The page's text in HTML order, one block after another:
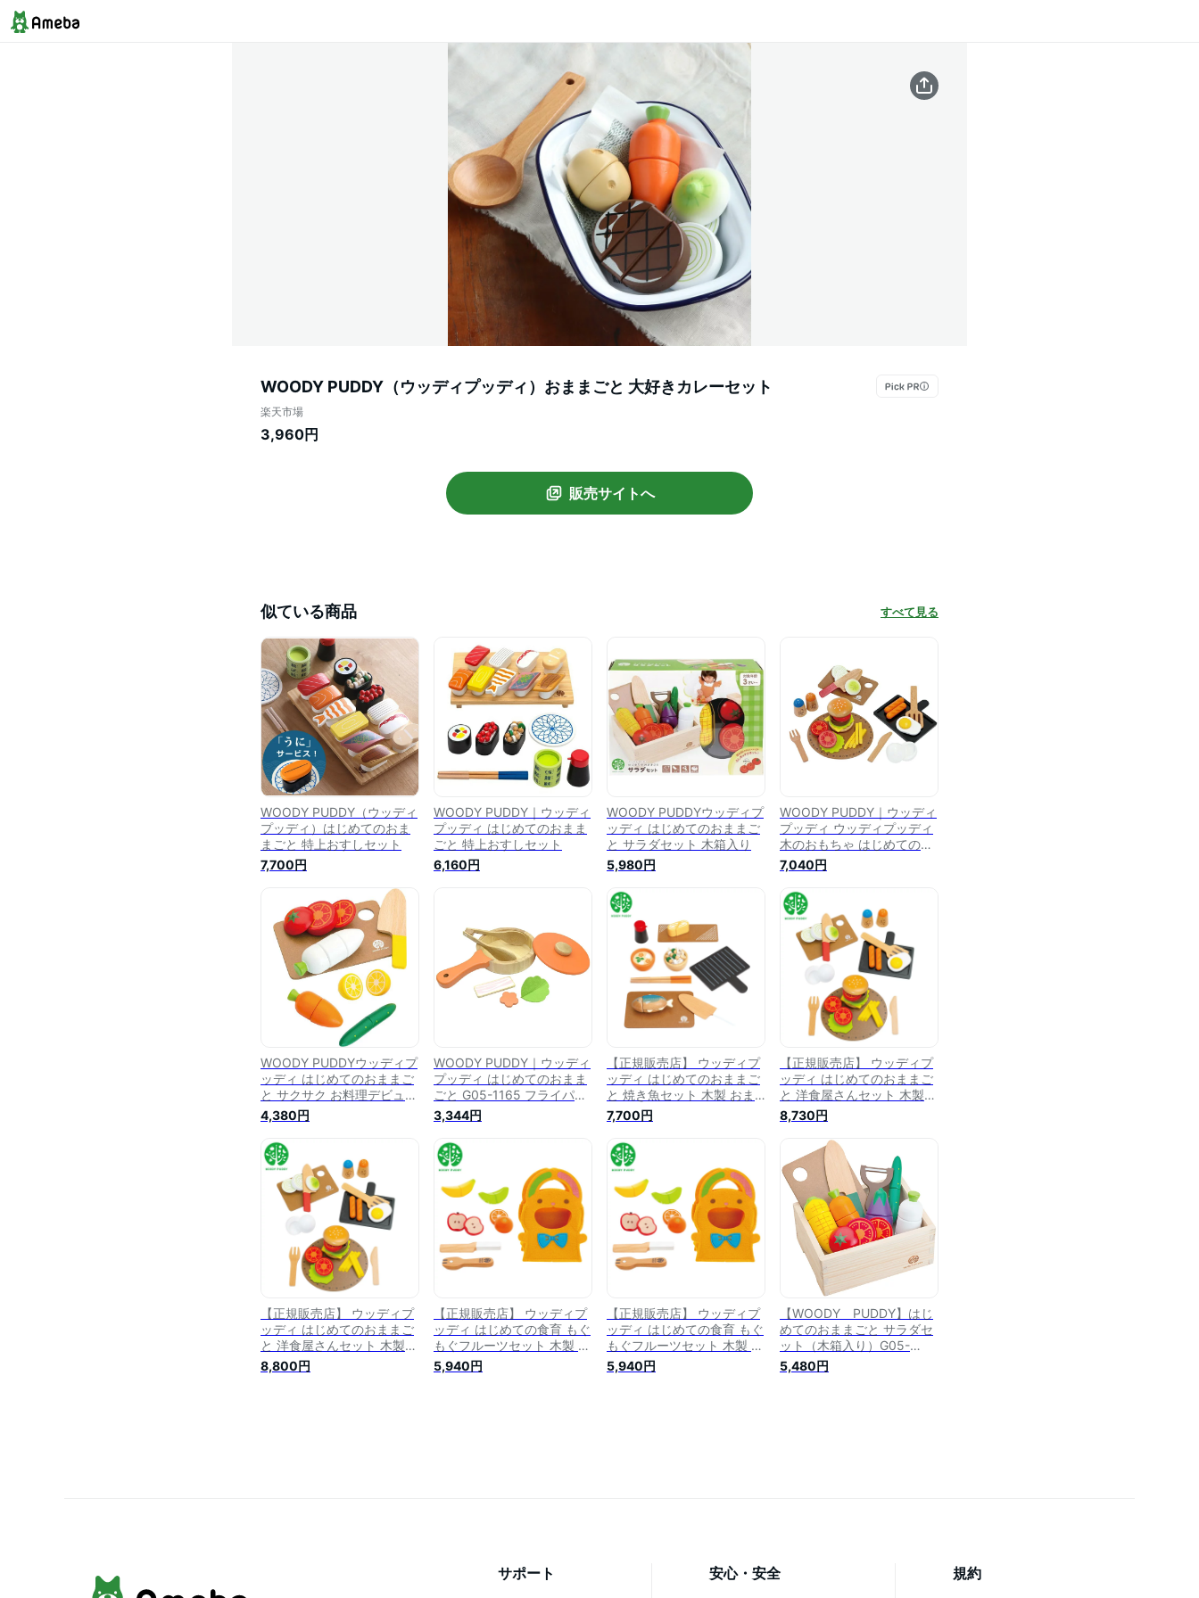
WOODY PUDDY（ウッディプッディ）おままごと 大好きカレーセット
楽天市場
3,960円
販売サイトへ
似ている商品 すべて見る
WOODY PUDDY（ウッディ
プッディ）はじめてのおま
まごと 特上おすしセット
7,700円
WOODY PUDDY｜ウッディ
プッディ はじめてのおまま
ごと 特上おすしセット
6,160円
WOODY PUDDYウッディプ
ッディ はじめてのおままご
と サラダセット 木箱入り
5,980円
WOODY PUDDY｜ウッディ
プッディ ウッディプッディ
木のおもちゃ はじめてのお
ままごと 洋食屋さんセット
7,040円
WOODY PUDDYウッディプ
ッディ はじめてのおままご
と サクサク お料理デビュー
セット
4,380円
WOODY PUDDY｜ウッディ
プッディ はじめてのおまま
ごと G05-1165 フライパン
でジュージューセット
3,344円
【正規販売店】 ウッディプ
ッディ はじめてのおままご
と 焼き魚セット 木製 おま
まごとセット 料理 調理
woody puddy【送料無料】
7,700円
【正規販売店】 ウッディプ
ッディ はじめてのおままご
と 洋食屋さんセット 木製
おままごとセット 料理 調理
woody puddy【送料無料】
8,730円
【正規販売店】 ウッディプ
ッディ はじめてのおままご
と 洋食屋さんセット 木製
おままごとセット 料理 調理
woody puddy【送料無料】
8,800円
【正規販売店】 ウッディプ
ッディ はじめての食育 もぐ
もぐフルーツセット 木製 お
ままごとセット 果物 woody
puddy【送料無料】
5,940円
【正規販売店】 ウッディプ
ッディ はじめての食育 もぐ
もぐフルーツセット 木製 お
ままごとセット 果物 woody
puddy【送料無料】
5,940円
【WOODY PUDDY】はじ
めてのおままごと サラダセ
ット（木箱入り）G05-
1211 ウッディプッディ木
のおもちゃ/ディンギー
5,480円
サポート 安心・安全 規約